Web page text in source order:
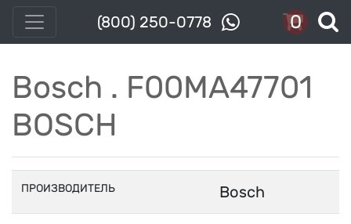
(800) 250-0778 0
Bosch . F00MA47701
BOSCH
ПРОИЗВОДИТЕЛЬ Bosch